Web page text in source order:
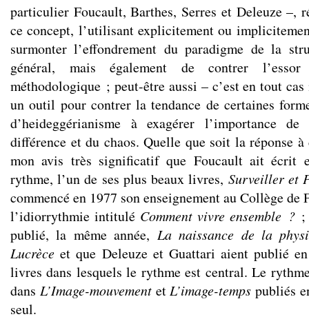
particulier Foucault, Barthes, Serres et Deleuze –,
ce concept, l’utilisant explicitement ou
surmonter l’effondrement du paradigme de la
général, mais également de contrer l’essor
méthodologique ; peut-être aussi – c’est en tout
un outil pour contrer la tendance de certaines
d’heideggérianisme à exagérer l’importance
différence et du chaos. Quelle que soit la réponse
mon avis très significatif que Foucault ait écrit
rythme, l’un de ses plus beaux livres, Surveiller et
commencé en 1977 son enseignement au Collège de
l’idiorrythmie intitulé Comment vivre ensemble ?;
publié, la même année, La naissance de la
Lucrèce et que Deleuze et Guattari aient publié
livres dans lesquels le rythme est central. Le
dans L’Image-mouvementetL’image-temps publiés
seul.